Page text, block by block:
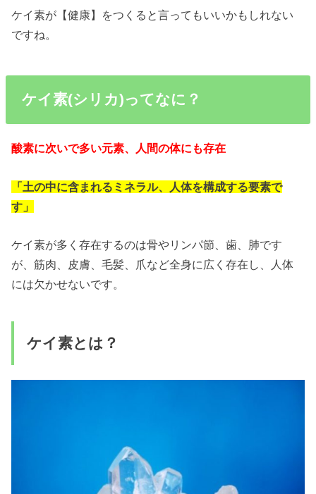
ケイ素が【健康】をつくると言ってもいいかもしれない
ですね。
ケイ素(シリカ)ってなに？
酸素に次いで多い元素、人間の体にも存在
「土の中に含まれるミネラル、人体を構成する要素で
す」
ケイ素が多く存在するのは骨やリンパ節、歯、肺です
が、筋肉、皮膚、毛髪、爪など全身に広く存在し、人体
には欠かせないです。
ケイ素とは？